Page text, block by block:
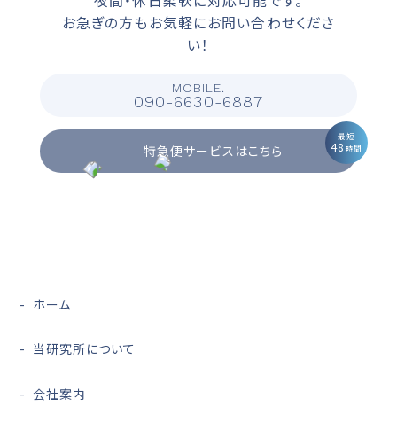
お急ぎの方もお気軽にお問い合わせくださ
い！
MOBILE.
090-6630-6887
特急便サービスはこちら
最短
48時間
ホーム
当研究所について
会社案内